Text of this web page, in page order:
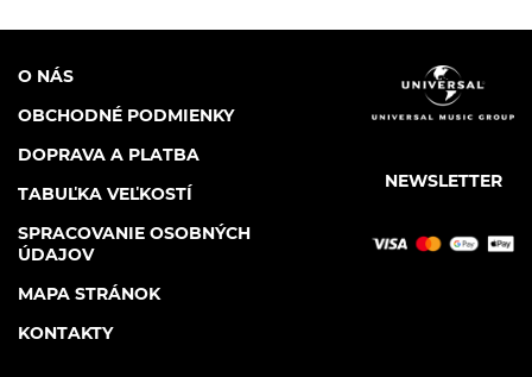
NEWSLETTER
O NÁS
OBCHODNÉ PODMIENKY
DOPRAVA A PLATBA
TABUĽKA VEĽKOSTÍ
SPRACOVANIE OSOBNÝCH
ÚDAJOV
MAPA STRÁNOK
KONTAKTY